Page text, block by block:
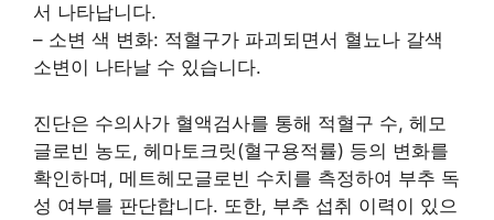
서 나타납니다.
– 소변 색 변화: 적혈구가 파괴되면서 혈뇨나 갈색
소변이 나타날 수 있습니다.
진단은 수의사가 혈액검사를 통해 적혈구 수, 헤모
글로빈 농도, 헤마토크릿(혈구용적률) 등의 변화를
확인하며, 메트헤모글로빈 수치를 측정하여 부추 독
성 여부를 판단합니다. 또한, 부추 섭취 이력이 있으